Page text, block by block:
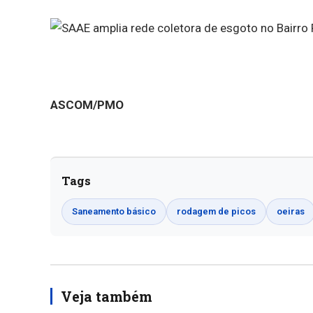
ASCOM/PMO
Tags
Saneamento básico rodagem de picos oeiras
Veja também